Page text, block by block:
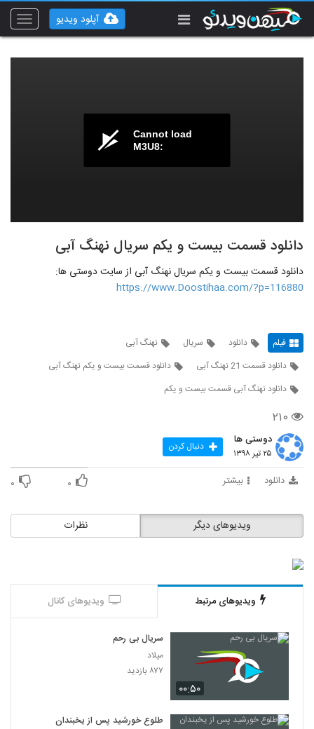
Toggle
آپلود ویدیو
Cannot load
M3U8:
دانلود قسمت بیست و یکم سریال نهنگ آبی
دانلود قسمت بیست و یکم سریال نهنگ آبی از سایت دوستی ها:
https://www.Doostihaa.com/?p=116880
فیلم دانلود سریال
نهنگ آبی
دانلود قسمت 21 نهنگ آبی
دانلود قسمت بیست و یکم نهنگ آبی
دانلود نهنگ آبی قسمت بیست و یکم
۲۱۰
دوستی ها
۲۵ تیر ۱۳۹۸ دنبال کردن
دانلود بیشتر ۰ ۰
نظرات ویدیوهای دیگر
ویدیوهای مرتبط ویدیوهای کانال
۰۰:۵۰
سریال بی رحم
میلاد
۸۷۷ بازدید
طلوع خورشید پس از یخبندان